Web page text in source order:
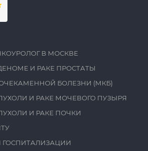
В МОСКВЕ
И РАКЕ ПРОСТАТЫ
БОЛЕЗНИ (МКБ)
И РАКЕ МОЧЕВОГО ПУЗЫРЯ
И РАКЕ ПОЧКИ
ГОСПИТАЛИЗАЦИИ